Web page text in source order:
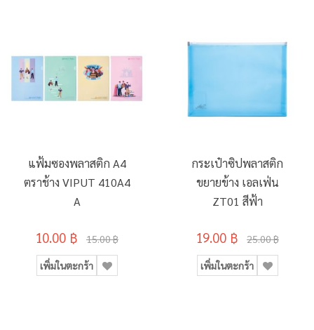
แฟ้มซองพลาสติก A4
ตราช้าง VIPUT 410A4
A
10.00 ฿ 15.00 ฿
เพิ่มในตะกร้า
กระเป๋าซิปพลาสติก
ขยายข้าง เอลเฟ่น
ZT01 สีฟ้า
19.00 ฿ 25.00 ฿
เพิ่มในตะกร้า